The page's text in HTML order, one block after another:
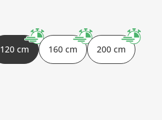
120 cm 160 cm 200 cm